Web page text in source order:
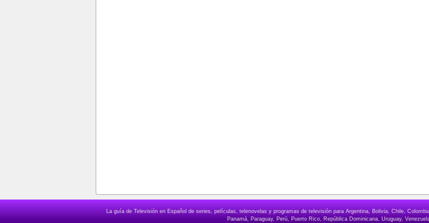
La guía de Televisión en Español de series, películas, telenovelas y programas de televisión para Argentina, Bolivia, Chile,
Panamá, Paraguay, Perú, Puerto Rico, República Dominicana, Uruguay,